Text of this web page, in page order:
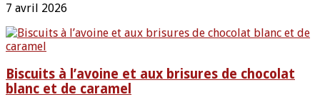
7 avril 2026
Biscuits à l’avoine et aux brisures de chocolat
blanc et de caramel